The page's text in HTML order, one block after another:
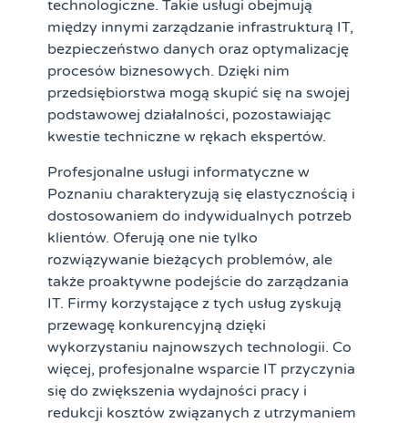
technologiczne. Takie usługi obejmują
między innymi zarządzanie infrastrukturą IT,
bezpieczeństwo danych oraz optymalizację
procesów biznesowych. Dzięki nim
przedsiębiorstwa mogą skupić się na swojej
podstawowej działalności, pozostawiając
kwestie techniczne w rękach ekspertów.
Profesjonalne usługi informatyczne w
Poznaniu charakteryzują się elastycznością i
dostosowaniem do indywidualnych potrzeb
klientów. Oferują one nie tylko
rozwiązywanie bieżących problemów, ale
także proaktywne podejście do zarządzania
IT. Firmy korzystające z tych usług zyskują
przewagę konkurencyjną dzięki
wykorzystaniu najnowszych technologii. Co
więcej, profesjonalne wsparcie IT przyczynia
się do zwiększenia wydajności pracy i
redukcji kosztów związanych z utrzymaniem